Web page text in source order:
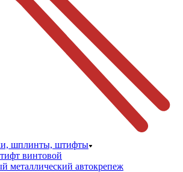
шплинты, штифты
винтовой
металлический автокрепеж